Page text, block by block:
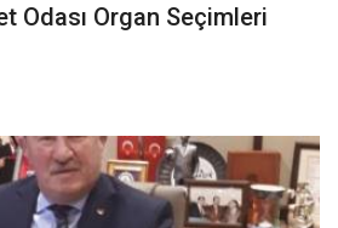
Odası Organ Seçimleri